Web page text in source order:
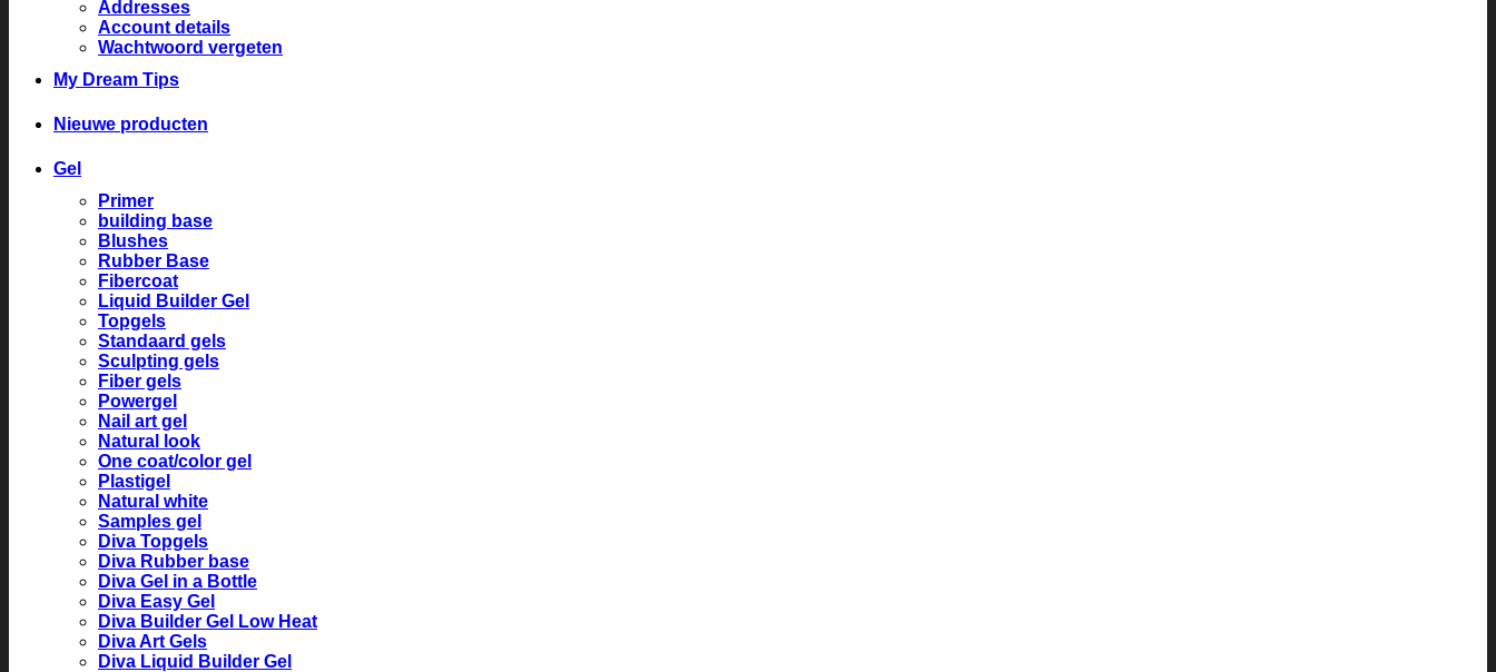
Addresses
Account details
Wachtwoord vergeten
My Dream Tips
Nieuwe producten
Gel
Primer
building base
Blushes
Rubber Base
Fibercoat
Liquid Builder Gel
Topgels
Standaard gels
Sculpting gels
Fiber gels
Powergel
Nail art gel
Natural look
One coat/color gel
Plastigel
Natural white
Samples gel
Diva Topgels
Diva Rubber base
Diva Gel in a Bottle
Diva Easy Gel
Diva Builder Gel Low Heat
Diva Art Gels
Diva Liquid Builder Gel